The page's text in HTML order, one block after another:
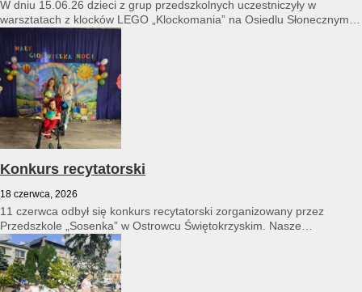
W dniu 15.06.26 dzieci z grup przedszkolnych uczestniczyły w
warsztatach z klocków LEGO „Klockomania” na Osiedlu Słonecznym
Konkurs recytatorski
18 czerwca, 2026
11 czerwca odbył się konkurs recytatorski zorganizowany przez
Przedszkole „Sosenka” w Ostrowcu Świętokrzyskim. Nasze
przedszkole reprezentował Franciszek Karpiński...